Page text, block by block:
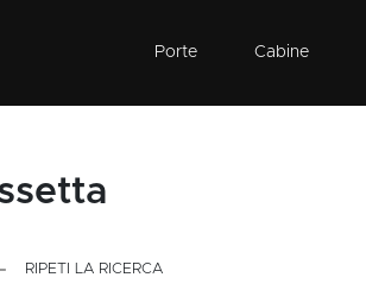
Porte Cabine
RIPETI LA RICERCA